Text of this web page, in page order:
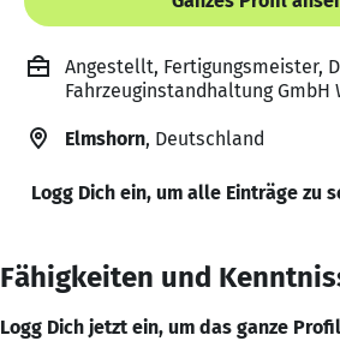
Angestellt, Fertigungsmeister,
Fahrzeuginstandhaltung GmbH
Elmshorn, Deutschland
Logg Dich ein, um alle Einträge zu
Fähigkeiten und
Logg Dich jetzt ein, um das ganze